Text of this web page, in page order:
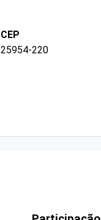
CEP
25954-220